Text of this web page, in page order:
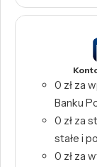
0 zł za
Banku
0 zł za
stałe i
0 zł za